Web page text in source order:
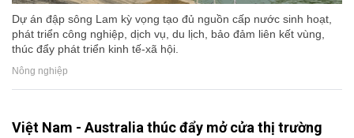
Dự án đập sông Lam kỳ vọng tạo đủ nguồn cấp nước sinh hoạt,
phát triển công nghiệp, dịch vụ, du lịch, bảo đảm liên kết vùng,
thúc đẩy phát triển kinh tế-xã hội.
Nông nghiệp
Việt Nam - Australia thúc đẩy mở cửa thị trường